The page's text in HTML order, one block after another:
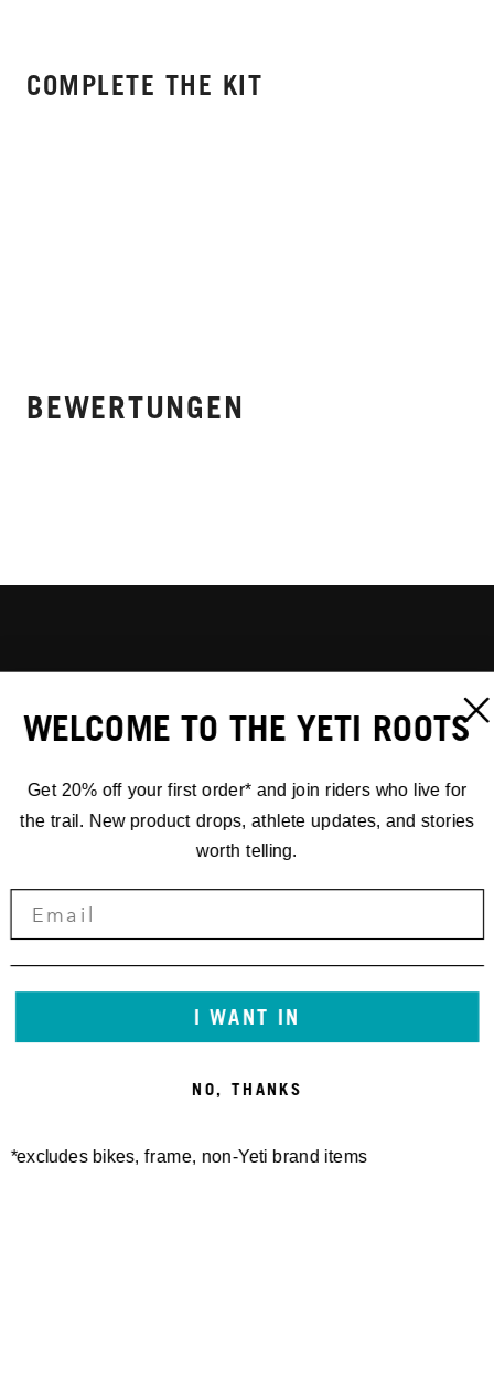
COMPLETE THE KIT
BEWERTUNGEN
WELCOME TO THE YETI ROOTS
Get 20% off your first order* and join riders who live for
the trail. New product drops, athlete updates, and stories
worth telling.
I WANT IN
NO, THANKS
*excludes bikes, frame, non-Yeti brand items